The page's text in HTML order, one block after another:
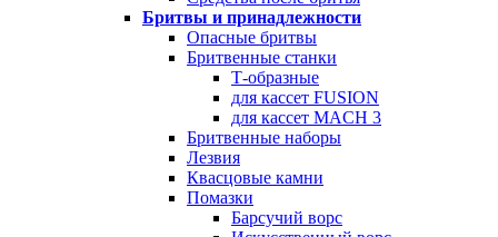
Бритвы и принадлежности
Опасные бритвы
Бритвенные станки
Т-образные
для кассет FUSION
для кассет MACH 3
Бритвенные наборы
Лезвия
Квасцовые камни
Помазки
Барсучий ворс